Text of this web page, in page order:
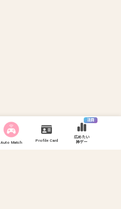
Auto Match Profile Card
注目
広めたい
神ゲー